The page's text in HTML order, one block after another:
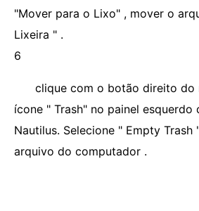
"Mover para o Lixo" , mover o
Lixeira " .
6
clique com o botão direito do
ícone " Trash" no painel esquerdo
Nautilus. Selecione " Empty Trash
arquivo do computador .